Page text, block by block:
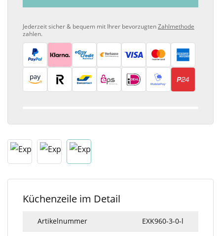
Jederzeit sicher & bequem mit Ihrer bevorzugtenZahlmethode
zahlen.
Küchenzeile im Detail
Artikelnummer EXK960-3-0-l